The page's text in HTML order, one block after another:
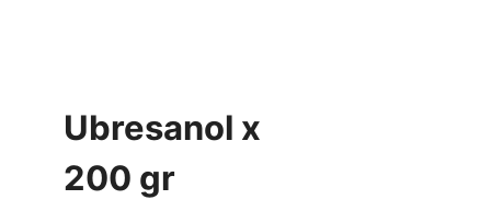
Ubresanol x
200 gr